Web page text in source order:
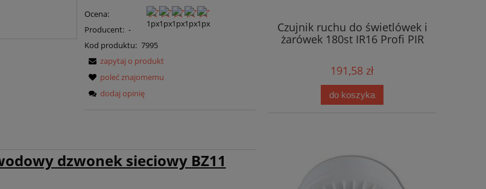
Ocena:
Producent: -
Kod produktu: 7995
zapytaj o produkt
poleć znajomemu
dodaj opinię
dzwonek sieciowy BZ11
Czujnik ruchu do świetlówek i
żarówek 180st IR16 Profi PIR
191,58 zł
do koszyka